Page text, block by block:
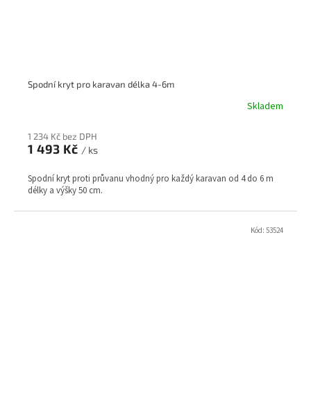
Spodní kryt pro karavan délka 4-6m
Skladem
1 234 Kč bez DPH
1 493 Kč / ks
Spodní kryt proti průvanu vhodný pro každý karavan od 4 do 6 m
délky a výšky 50 cm.
Kód: 53524